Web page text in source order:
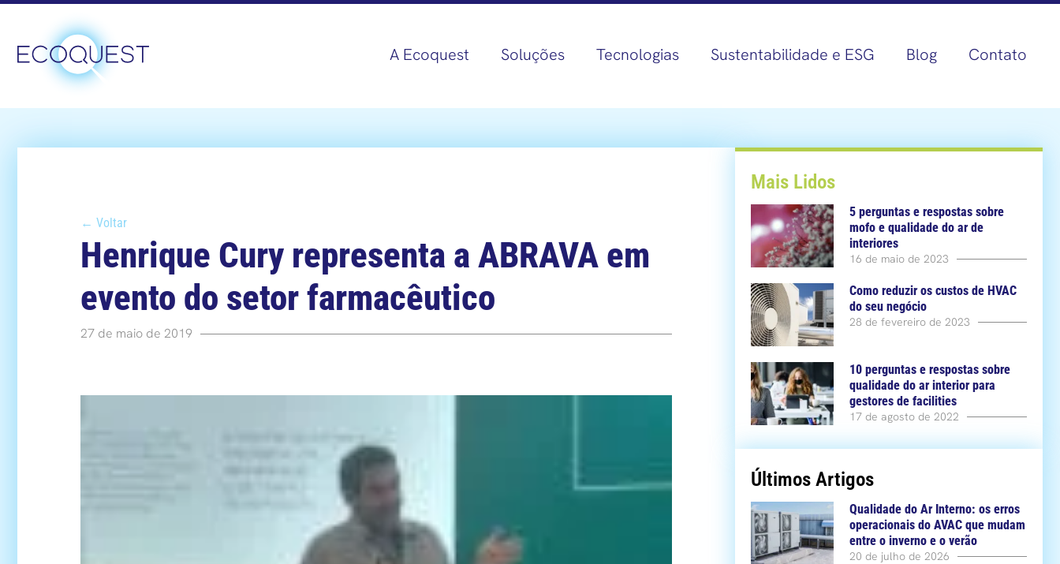
A Ecoquest Soluções Tecnologias Sustentabilidade e ESG Blog Contato
← Voltar
Henrique Cury representa a ABRAVA em
evento do setor farmacêutico
27 de maio de 2019
Mais Lidos
5 perguntas e respostas sobre
mofo e qualidade do ar de
interiores
16 de maio de 2023
Como reduzir os custos de HVAC
do seu negócio
28 de fevereiro de 2023
10 perguntas e respostas sobre
qualidade do ar interior para
gestores de facilities
17 de agosto de 2022
Últimos Artigos
Qualidade do Ar Interno: os erros
operacionais do AVAC que mudam
entre o inverno e o verão
20 de julho de 2026